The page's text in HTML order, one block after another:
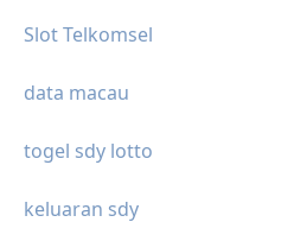
Slot Telkomsel
data macau
togel sdy lotto
keluaran sdy